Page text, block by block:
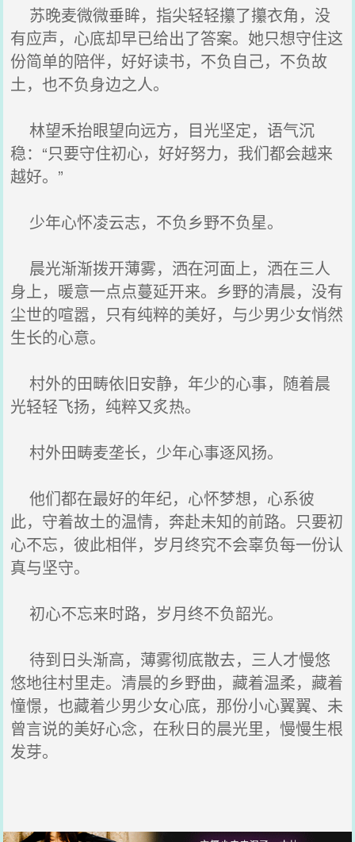
苏晚麦微微垂眸，指尖轻轻攥了攥衣角，没
有应声，心底却早已给出了答案。她只想守住这
份简单的陪伴，好好读书，不负自己，不负故
土，也不负身边之人。
林望禾抬眼望向远方，目光坚定，语气沉
稳：“只要守住初心，好好努力，我们都会越来
越好。”
少年心怀凌云志，不负乡野不负星。
晨光渐渐拨开薄雾，洒在河面上，洒在三人
身上，暖意一点点蔓延开来。乡野的清晨，没有
尘世的喧嚣，只有纯粹的美好，与少男少女悄然
生长的心意。
村外的田畴依旧安静，年少的心事，随着晨
光轻轻飞扬，纯粹又炙热。
村外田畴麦垄长，少年心事逐风扬。
他们都在最好的年纪，心怀梦想，心系彼
此，守着故土的温情，奔赴未知的前路。只要初
心不忘，彼此相伴，岁月终究不会辜负每一份认
真与坚守。
初心不忘来时路，岁月终不负韶光。
待到日头渐高，薄雾彻底散去，三人才慢悠
悠地往村里走。清晨的乡野曲，藏着温柔，藏着
憧憬，也藏着少男少女心底，那份小心翼翼、未
曾言说的美好心念，在秋日的晨光里，慢慢生根
发芽。